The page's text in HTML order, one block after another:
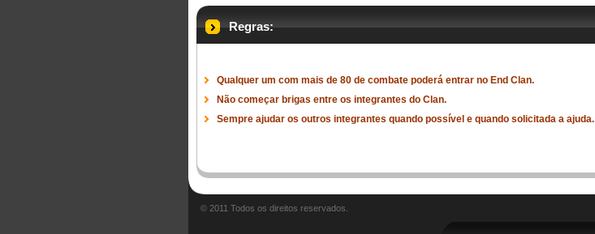
Regras:
Qualquer um com mais de 80 de combate poderá entrar no End Clan.
Não começar brigas entre os integrantes do Clan.
Sempre ajudar os outros integrantes quando possível e quando solicitada a ajuda.
© 2011 Todos os direitos reservados.